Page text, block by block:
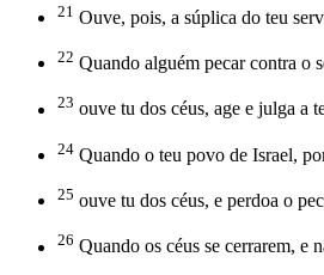
21 Ouve, pois, a súplica do teu
22 Quando alguém pecar contra o
23 ouve tu dos céus, age e julga a
24 Quando o teu povo de Israel,
25 ouve tu dos céus, e perdoa o
26 Quando os céus se cerrarem, e